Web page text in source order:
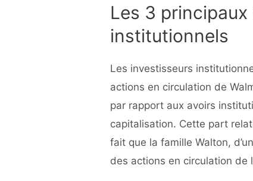
Les 3
institutionnels
Les investisseurs
actions en circulation de
par rapport aux avoirs
capitalisation. Cette part
fait que la famille Walton,
des actions en circulation de